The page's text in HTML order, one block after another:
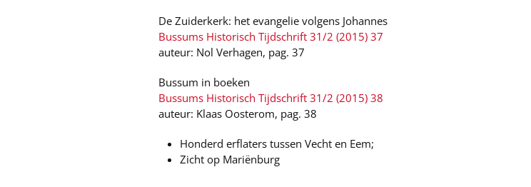
De Zuiderkerk: het evangelie volgens Johannes
Bussums Historisch Tijdschrift 31/2 (2015) 37
auteur: Nol Verhagen, pag. 37
Bussum in boeken
Bussums Historisch Tijdschrift 31/2 (2015) 38
auteur: Klaas Oosterom, pag. 38
Honderd erflaters tussen Vecht en Eem;
Zicht op Mariënburg